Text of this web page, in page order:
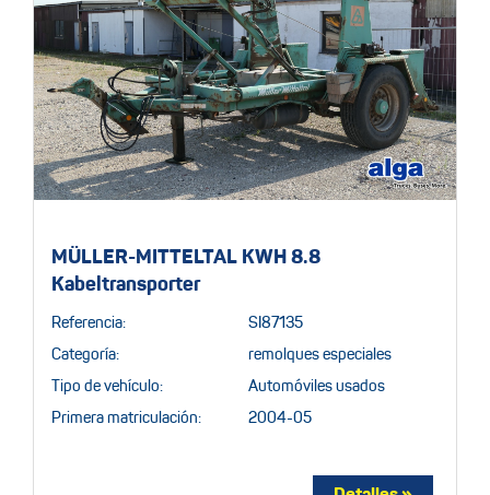
MÜLLER-MITTELTAL KWH 8.8
Kabeltransporter
Referencia: SI87135
Categoría: remolques especiales
Tipo de vehículo: Automóviles usados
Primera matriculación: 2004-05